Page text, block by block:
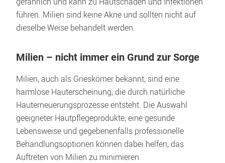
führen. Milien sind keine Akne und sollten nicht auf
dieselbe Weise behandelt werden.
Milien – nicht immer ein Grund zur Sorge
Milien, auch als Grieskörner bekannt, sind eine
harmlose Hauterscheinung, die durch natürliche
Hauterneuerungsprozesse entsteht. Die Auswahl
geeigneter Hautpflegeprodukte, eine gesunde
Lebensweise und gegebenenfalls professionelle
Behandlungsoptionen können dabei helfen, das
Auftreten von Milien zu minimieren.